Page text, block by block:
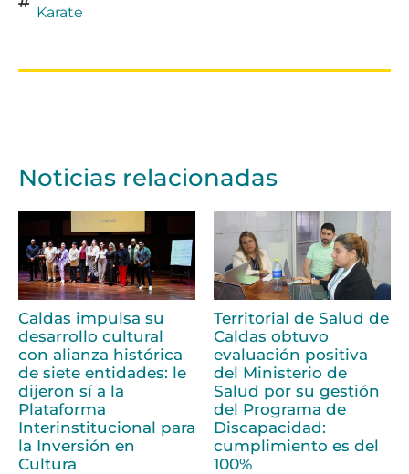
Karate
Noticias relacionadas
Caldas impulsa su
desarrollo cultural
con alianza histórica
de siete entidades: le
dijeron sí a la
Plataforma
Interinstitucional para
la Inversión en
Cultura
Territorial de Salud de
Caldas obtuvo
evaluación positiva
del Ministerio de
Salud por su gestión
del Programa de
Discapacidad:
cumplimiento es del
100%